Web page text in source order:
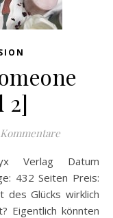
2]
432 Seiten Preis:
des Glücks wirklich
Eigentlich könnten